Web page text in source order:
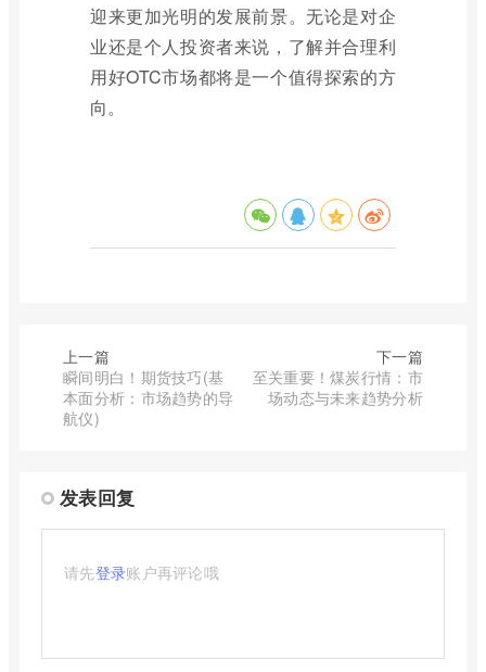
迎来更加光明的发展前景。无论是对企
业还是个人投资者来说，了解并合理利
用好OTC市场都将是一个值得探索的方
向。
上一篇
瞬间明白！期货技巧(基
本面分析：市场趋势的导
航仪)
下一篇
至关重要！煤炭行情：市
场动态与未来趋势分析
发表回复
请先登录账户再评论哦